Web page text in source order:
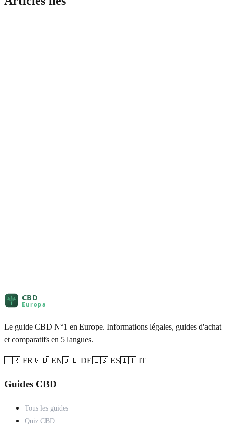
Le guide CBD N°1 en Europe. Informations légales, guides d'achat
et comparatifs en 5 langues.
🇫🇷 FR🇬🇧 EN🇩🇪 DE🇪🇸 ES🇮🇹 IT
Guides CBD
Tous les guides
Quiz CBD